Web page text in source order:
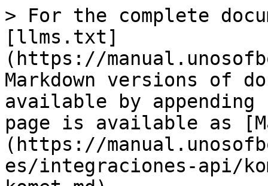
> For the complete
[llms.txt]
(https://
Markdown versions of
available by
page is available as
(https://
es/integraciones-api/